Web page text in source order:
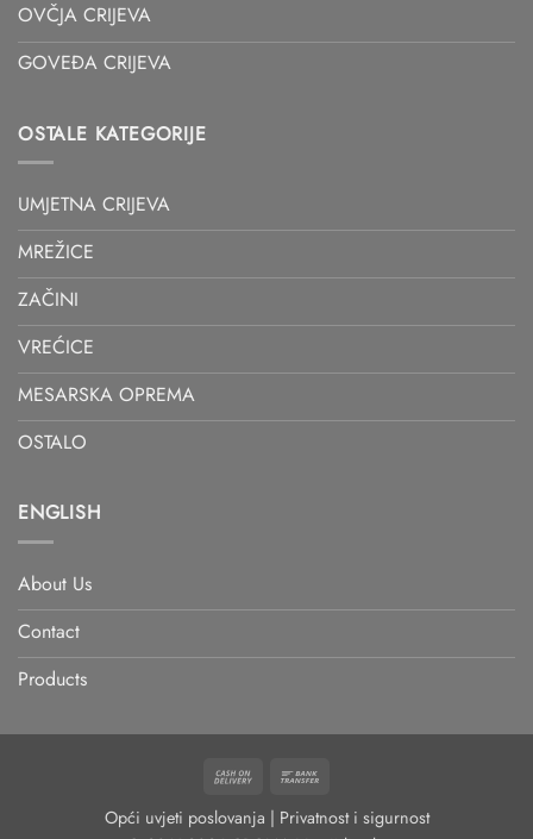
OVČJA CRIJEVA
GOVEĐA CRIJEVA
OSTALE KATEGORIJE
UMJETNA CRIJEVA
MREŽICE
ZAČINI
VREĆICE
MESARSKA OPREMA
OSTALO
ENGLISH
About Us
Contact
Products
Cash
Delivery
Opći uvjeti poslovanja | Privatnost i sigurnost